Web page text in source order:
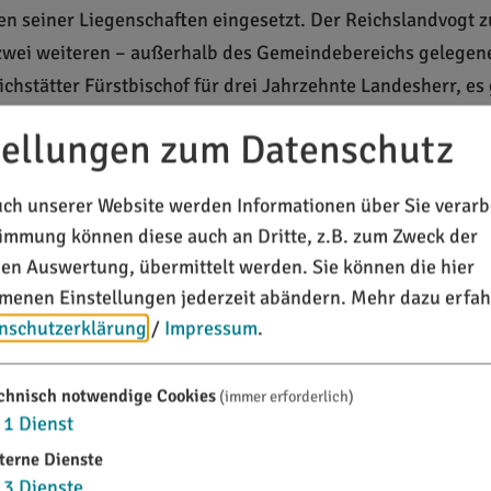
seiner Liegenschaften eingesetzt. Der Reichslandvogt
weiteren – außerhalb des Gemeindebereichs
Fürstbischof für drei Jahrzehnte Landesherr,
zu erwerben. Sie wurden dann in das Pflegeamt
wurde im Dreißigjährigen Krieg völlig zerstört. Die
Kaldorf. Noch 1639 war die Kirche der Hl. Helena
in Kaldorf.
selbstständige Gemeinde, zunächst des Landkreises
beide Ortsteile der Großgemeinde Titting.
zum Datenschutz
unserer Website werden Informationen über Sie
können diese auch an Dritte, z.B. zum Zweck der
Auswertung, übermittelt werden. Sie können die hier
Einstellungen jederzeit abändern. Mehr dazu
/ Impressum.
notwendige Cookies (immer erforderlich)
1 Dienst
Dienste